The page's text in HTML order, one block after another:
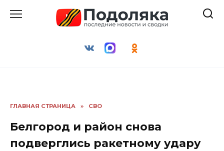
ГЛАВНАЯ СТРАНИЦА » СВО
Белгород и район снова
подверглись ракетному удару